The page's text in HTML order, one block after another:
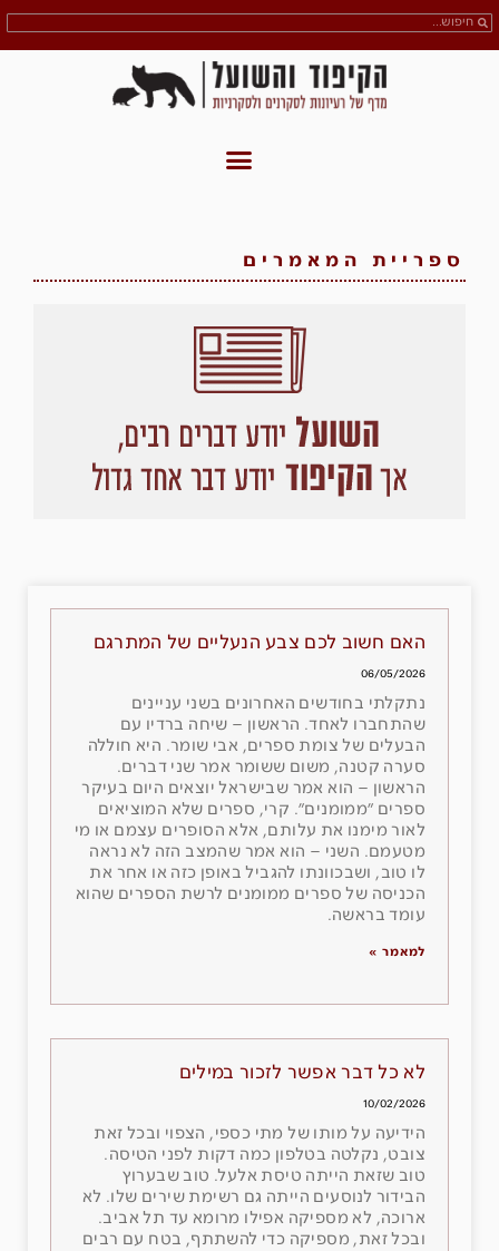
ספריית המאמרים
האם חשוב לכם צבע הנעליים של המתרגם
06/05/2026
נתקלתי בחודשים האחרונים בשני עניינים
שהתחברו לאחד. הראשון – שיחה ברדיו עם
הבעלים של צומת ספרים, אבי שומר. היא חוללה
סערה קטנה, משום ששומר אמר שני דברים.
הראשון – הוא אמר שבישראל יוצאים היום בעיקר
ספרים ״ממומנים״. קרי, ספרים שלא המוציאים
לאור מימנו את עלותם, אלא הסופרים עצמם או מי
מטעמם. השני – הוא אמר שהמצב הזה לא נראה
לו טוב, ושבכוונתו להגביל באופן כזה או אחר את
הכניסה של ספרים ממומנים לרשת הספרים שהוא
עומד בראשה.
למאמר »
לא כל דבר אפשר לזכור במילים
10/02/2026
הידיעה על מותו של מתי כספי, הצפוי ובכל זאת
צובט, נקלטה בטלפון כמה דקות לפני הטיסה.
טוב שזאת הייתה טיסת אלעל. טוב שבערוץ
הבידור לנוסעים הייתה גם רשימת שירים שלו. לא
ארוכה, לא מספיקה אפילו מרומא עד תל אביב.
ובכל זאת, מספיקה כדי להשתתף, בטח עם רבים